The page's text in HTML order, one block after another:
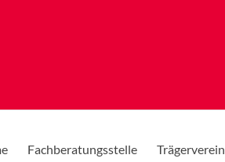
Fachberatungsstelle Trägerverein